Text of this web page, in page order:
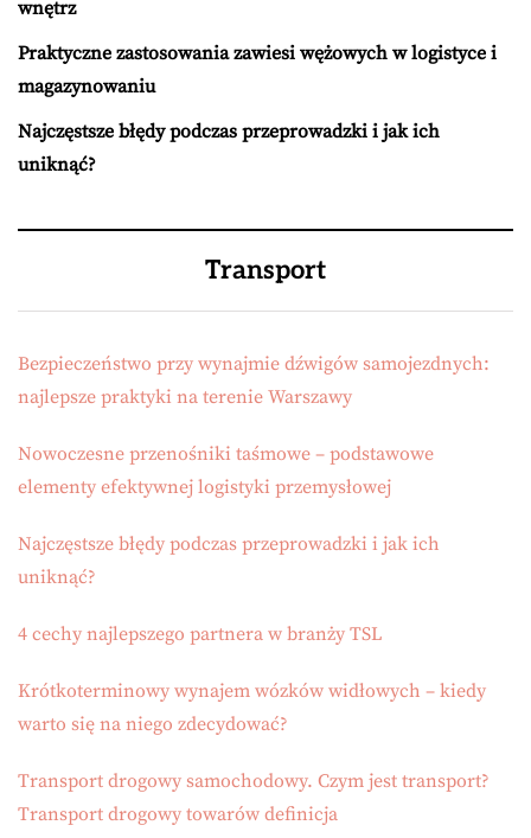
wnętrz
Praktyczne zastosowania zawiesi wężowych w logistyce i
magazynowaniu
Najczęstsze błędy podczas przeprowadzki i jak ich
uniknąć?
Transport
Bezpieczeństwo przy wynajmie dźwigów samojezdnych:
najlepsze praktyki na terenie Warszawy
Nowoczesne przenośniki taśmowe – podstawowe
elementy efektywnej logistyki przemysłowej
Najczęstsze błędy podczas przeprowadzki i jak ich
uniknąć?
4 cechy najlepszego partnera w branży TSL
Krótkoterminowy wynajem wózków widłowych – kiedy
warto się na niego zdecydować?
Transport drogowy samochodowy. Czym jest transport?
Transport drogowy towarów definicja